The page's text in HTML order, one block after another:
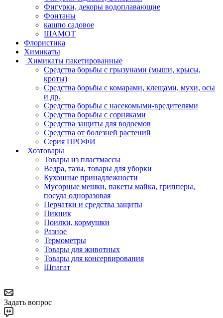
Фигурки, декоры водоплавающие
Фонтаны
кашпо садовое
ШАМОТ
Флористика
Химикаты
Химикаты пакетированные
Средства борьбы с грызунами (мыши, крысы,
кроты)
Средства борьбы с комарами, клещами, мухи, осы
и др.
Средства борьбы с насекомыми-вредителями
Средства борьбы с сорняками
Средства защиты для водоемов
Средства от болезней растений
Серия ПРОФИ
Хозтовары
Товары из пластмассы
Ведра, тазы, товары для уборки
Кухонные принадлежности
Мусорные мешки, пакеты майка, грипперы,
посуда одноразовая
Перчатки и средства защиты
Пикник
Поилки, кормушки
Разное
Термометры
Товары для животных
Товары для консервирования
Шпагат
Задать вопрос